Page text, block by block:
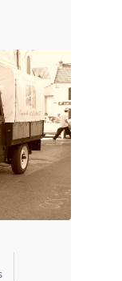
BLV ?